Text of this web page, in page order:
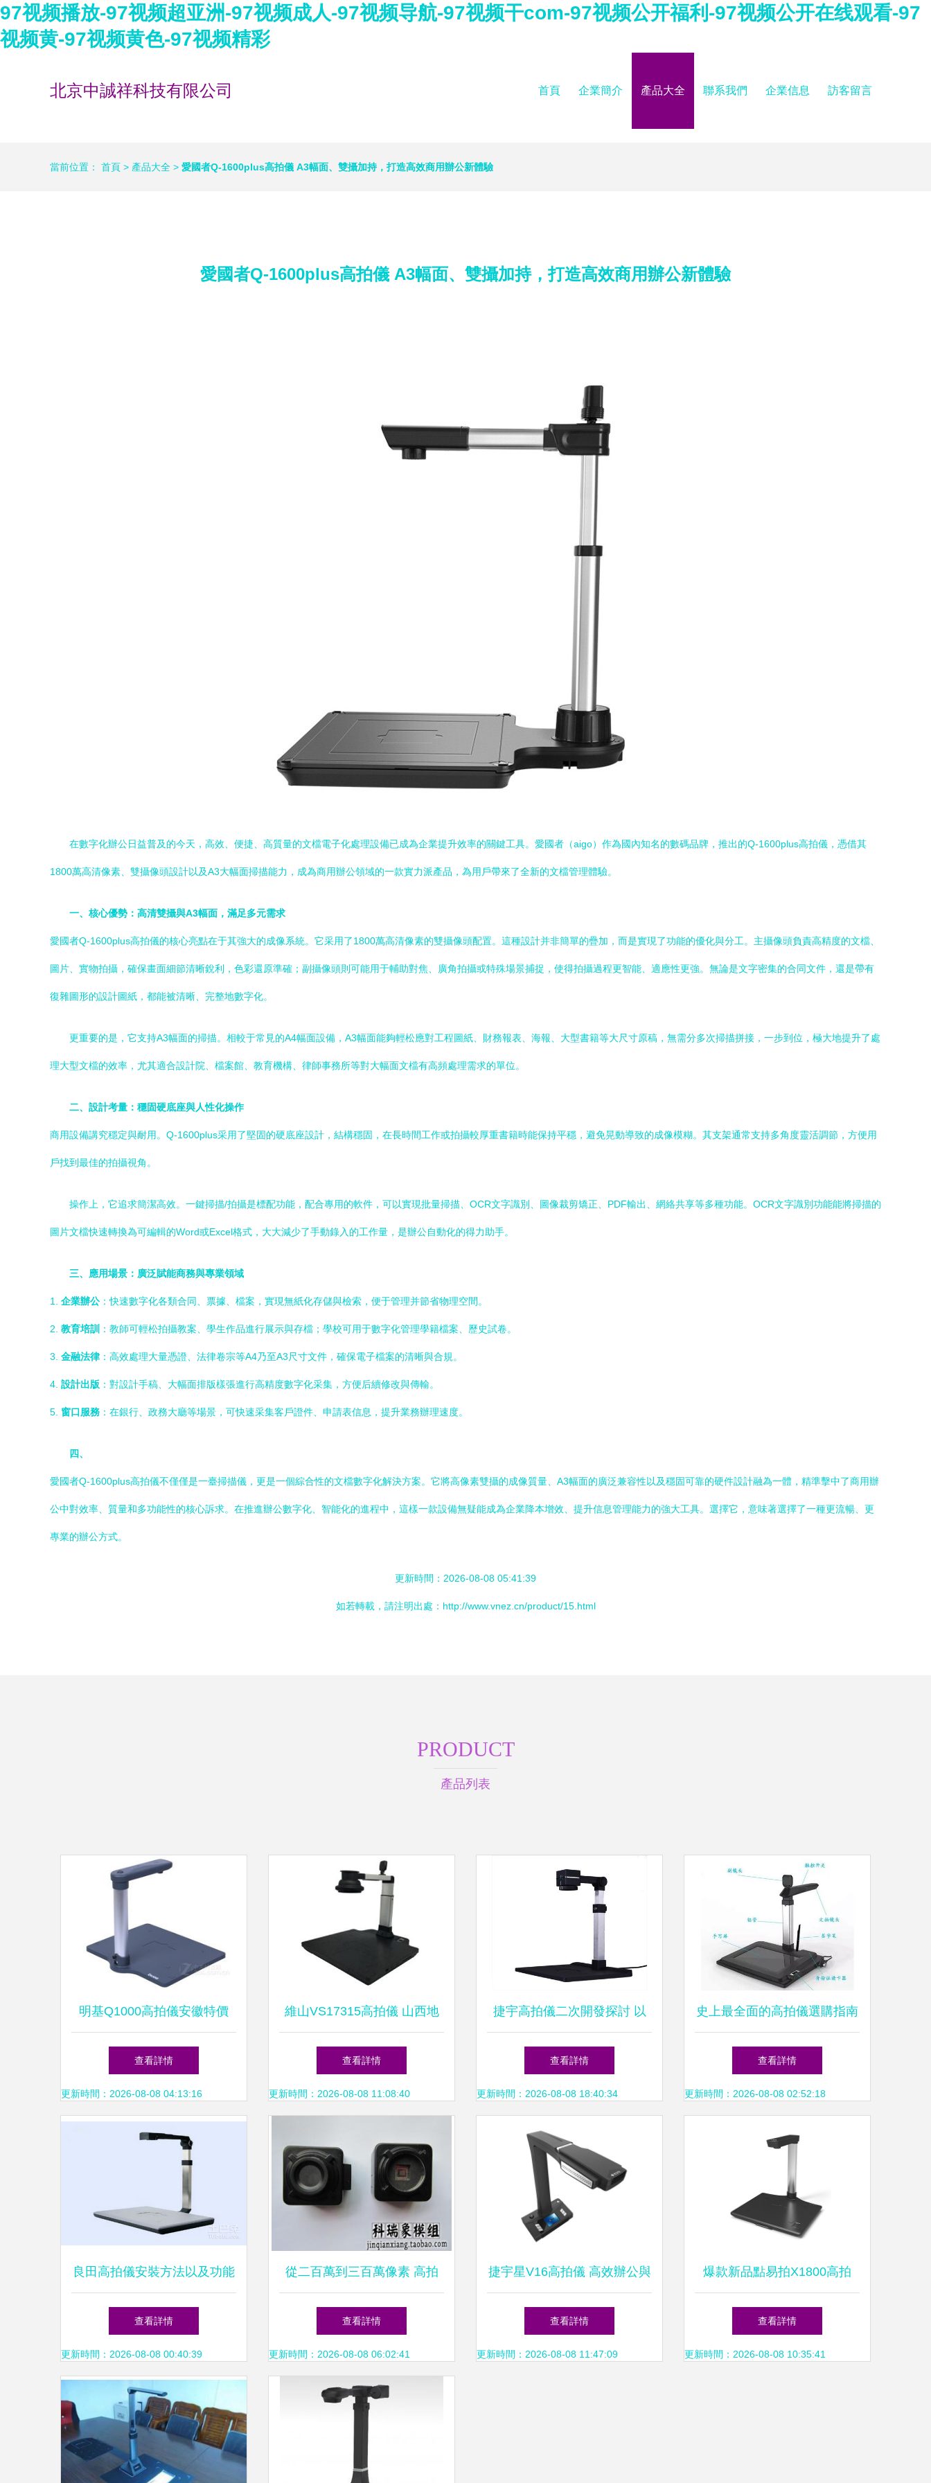
97视频播放-97视频超亚洲-97视频成人-97视频导航-97视频干com-97视频公开福利-97视频公开在线观看-97
视频黄-97视频黄色-97视频精彩
北京中誠祥科技有限公司 首頁 企業簡介 產品大全 聯系我們 企業信息 訪客留言
當前位置： 首頁 > 產品大全 > 愛國者Q-1600plus高拍儀 A3幅面、雙攝加持，打造高效商用辦公新體驗
愛國者Q-1600plus高拍儀 A3幅面、雙攝加持，打造高效商用辦公新體驗
在數字化辦公日益普及的今天，高效、便捷、高質量的文檔電子化處理設備已成為企業提升效率的關鍵工具。愛國者（aigo）作為國內知名的數碼品牌，推出的Q-1600plus高拍儀，憑借其
1800萬高清像素、雙攝像頭設計以及A3大幅面掃描能力，成為商用辦公領域的一款實力派產品，為用戶帶來了全新的文檔管理體驗。
一、核心優勢：高清雙攝與A3幅面，滿足多元需求
愛國者Q-1600plus高拍儀的核心亮點在于其強大的成像系統。它采用了1800萬高清像素的雙攝像頭配置。這種設計并非簡單的疊加，而是實現了功能的優化與分工。主攝像頭負責高精度的文檔、
圖片、實物拍攝，確保畫面細節清晰銳利，色彩還原準確；副攝像頭則可能用于輔助對焦、廣角拍攝或特殊場景捕捉，使得拍攝過程更智能、適應性更強。無論是文字密集的合同文件，還是帶有
復雜圖形的設計圖紙，都能被清晰、完整地數字化。
更重要的是，它支持A3幅面的掃描。相較于常見的A4幅面設備，A3幅面能夠輕松應對工程圖紙、財務報表、海報、大型書籍等大尺寸原稿，無需分多次掃描拼接，一步到位，極大地提升了處
理大型文檔的效率，尤其適合設計院、檔案館、教育機構、律師事務所等對大幅面文檔有高頻處理需求的單位。
二、設計考量：穩固硬底座與人性化操作
商用設備講究穩定與耐用。Q-1600plus采用了堅固的硬底座設計，結構穩固，在長時間工作或拍攝較厚重書籍時能保持平穩，避免晃動導致的成像模糊。其支架通常支持多角度靈活調節，方便用
戶找到最佳的拍攝視角。
操作上，它追求簡潔高效。一鍵掃描/拍攝是標配功能，配合專用的軟件，可以實現批量掃描、OCR文字識別、圖像裁剪矯正、PDF輸出、網絡共享等多種功能。OCR文字識別功能能將掃描的
圖片文檔快速轉換為可編輯的Word或Excel格式，大大減少了手動錄入的工作量，是辦公自動化的得力助手。
三、應用場景：廣泛賦能商務與專業領域
1. 企業辦公 ：快速數字化各類合同、票據、檔案，實現無紙化存儲與檢索，便于管理并節省物理空間。
2. 教育培訓 ：教師可輕松拍攝教案、學生作品進行展示與存檔；學校可用于數字化管理學籍檔案、歷史試卷。
3. 金融法律：高效處理大量憑證、法律卷宗等A4乃至A3尺寸文件，確保電子檔案的清晰與合規。
4. 設計出版 ：對設計手稿、大幅面排版樣張進行高精度數字化采集，方便后續修改與傳輸。
5. 窗口服務 ：在銀行、政務大廳等場景，可快速采集客戶證件、申請表信息，提升業務辦理速度。
四、
愛國者Q-1600plus高拍儀不僅僅是一臺掃描儀，更是一個綜合性的文檔數字化解決方案。它將高像素雙攝的成像質量、A3幅面的廣泛兼容性以及穩固可靠的硬件設計融為一體，精準擊中了商用辦
公中對效率、質量和多功能性的核心訴求。在推進辦公數字化、智能化的進程中，這樣一款設備無疑能成為企業降本增效、提升信息管理能力的強大工具。選擇它，意味著選擇了一種更流暢、更
專業的辦公方式。
更新時間：2026-08-08 05:41:39
如若轉載，請注明出處：http://www.vnez.cn/product/15.html
PRODUCT
產品列表
明基Q1000高拍儀安徽特價
899元 高效辦公的掃描新選擇
查看詳情
更新時間：2026-08-08 04:13:16
維山VS17315高拍儀 山西地
區1450元帶票包郵的性價比之
選
查看詳情
更新時間：2026-08-08 11:08:40
捷宇高拍儀二次開發探討 以
A4-500Z型號為例及福州市場
解析
查看詳情
更新時間：2026-08-08 18:40:34
史上最全面的高拍儀選購指南
專業建議助你輕松決策
查看詳情
更新時間：2026-08-08 02:52:18
良田高拍儀安裝方法以及功能
介紹
查看詳情
更新時間：2026-08-08 00:40:39
從二百萬到三百萬像素 高拍
儀模塊定制新方案探索
查看詳情
更新時間：2026-08-08 06:02:41
捷宇星V16高拍儀 高效辦公與
教學的新選擇
查看詳情
更新時間：2026-08-08 11:47:09
爆款新品點易拍X1800高拍
儀，鉅惠登場——高效辦公新
時代的智慧之選
查看詳情
更新時間：2026-08-08 10:35:41